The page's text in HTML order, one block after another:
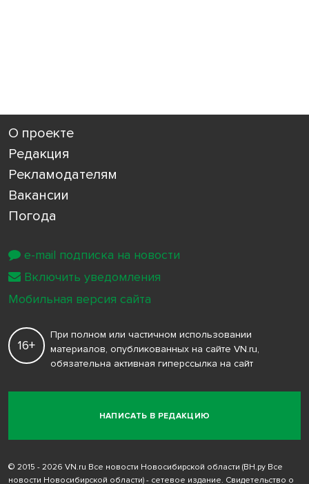
О проекте
Редакция
Рекламодателям
Вакансии
Погода
НАПИСАТЬ В РЕДАКЦИЮ
16+
При полном или частичном использовании
материалов, опубликованных на сайте VN.ru,
обязательна активная гиперссылка на сайт
© 2015 - 2026 VN.ru Все новости Новосибирской области (ВН.ру Все
новости Новосибирской области) - сетевое издание. Свидетельство о
e-mail подписка на новости
Включить уведомления
Мобильная версия сайта